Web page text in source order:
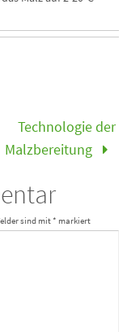
Technologie der
Malzbereitung
sind mit* markiert